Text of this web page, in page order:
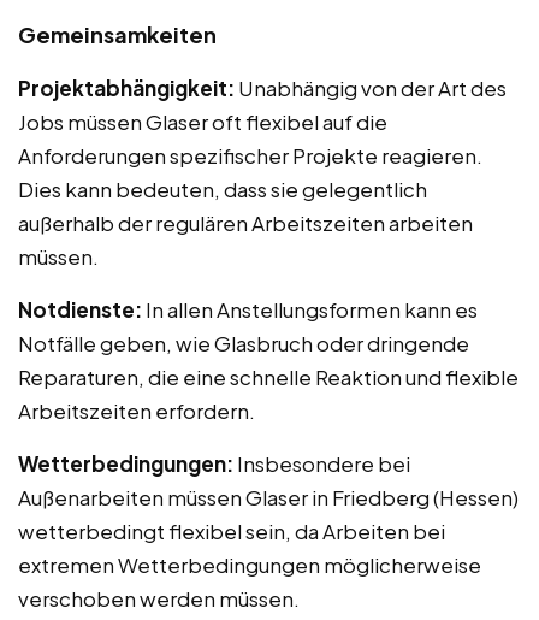
Gemeinsamkeiten
Projektabhängigkeit: Unabhängig von der Art des
Jobs müssen Glaser oft flexibel auf die
Anforderungen spezifischer Projekte reagieren.
Dies kann bedeuten, dass sie gelegentlich
außerhalb der regulären Arbeitszeiten arbeiten
müssen.
Notdienste: In allen Anstellungsformen kann es
Notfälle geben, wie Glasbruch oder dringende
Reparaturen, die eine schnelle Reaktion und flexible
Arbeitszeiten erfordern.
Wetterbedingungen: Insbesondere bei
Außenarbeiten müssen Glaser in Friedberg (Hessen)
wetterbedingt flexibel sein, da Arbeiten bei
extremen Wetterbedingungen möglicherweise
verschoben werden müssen.